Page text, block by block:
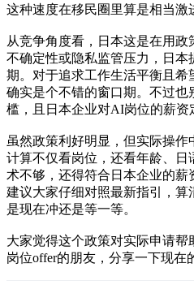
这种速度在移民圈里算是相当激
从竞争角度看，日本这是在用
不确定性或隐私监管压力，日本
期。对于追求工作生活平衡且
确实是个不错的窗口期。不过也
槛，且日本企业对AI岗位的薪资
虽然政策利好明显，但实际操
计算不仅看岗位，还看年龄、
术不够，还得符合日本企业的薪
建议大家仔细对照最新指引，
是现在冲还是等一等。
大家觉得这个政策对实际申请
岗位offer的朋友，分享一下现在